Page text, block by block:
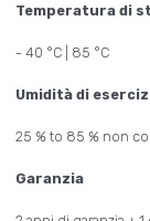
Temperatura di
- 40 °C | 85 °C
Umidità di
25 % to 85 % non
Garanzia